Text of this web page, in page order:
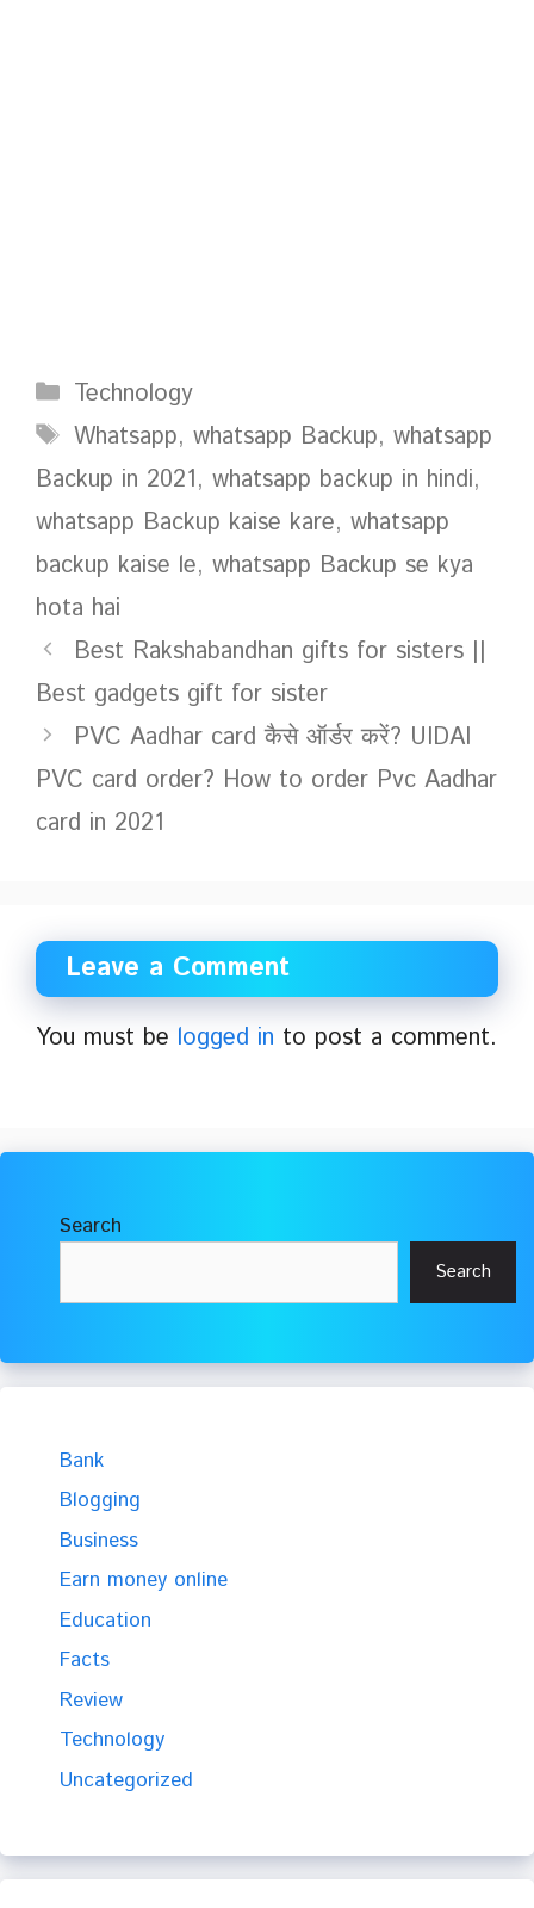
Categories
Technology
Tags
Whatsapp, whatsapp Backup, whatsapp
Backup in 2021, whatsapp backup in hindi,
whatsapp Backup kaise kare, whatsapp
backup kaise le, whatsapp Backup se kya
hota hai
Best Rakshabandhan gifts for sisters ||
Best gadgets gift for sister
PVC Aadhar card कैसे ऑर्डर करें? UIDAI
PVC card order? How to order Pvc Aadhar
card in 2021
Leave a Comment
You must be logged in to post a comment.
Search
Search
Bank
Blogging
Business
Earn money online
Education
Facts
Review
Technology
Uncategorized